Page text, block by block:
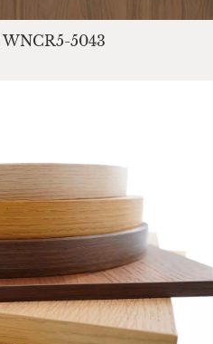
5043